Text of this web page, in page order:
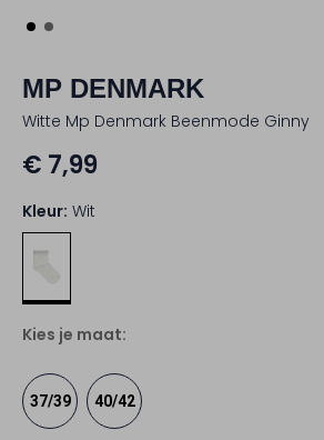
MP DENMARK
Witte Mp Denmark Beenmode Ginny
€ 7,99
Kleur: Wit
Kies je maat:
37/39 40/42